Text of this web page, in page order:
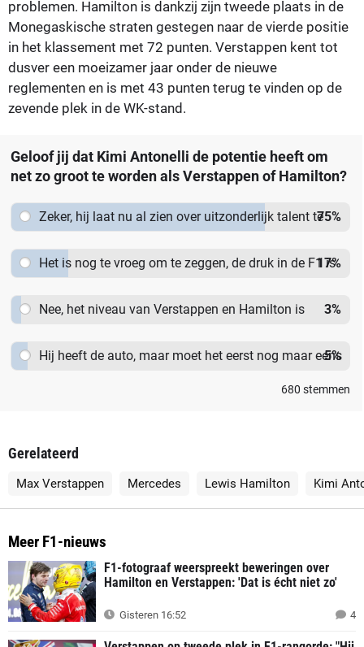
problemen. Hamilton is dankzij zijn tweede plaats in de
Monegaskische straten gestegen naar de vierde positie
in het klassement met 72 punten. Verstappen kent tot
dusver een moeizamer jaar onder de nieuwe
reglementen en is met 43 punten terug te vinden op de
zevende plek in de WK-stand.
Geloof jij dat Kimi Antonelli de potentie heeft om
net zo groot te worden als Verstappen of Hamilton?
Zeker, hij laat nu al zien over uitzonderlijk talent te75%
Het is nog te vroeg om te zeggen, de druk in de F1 is
17%
Nee, het niveau van Verstappen en Hamilton is
3%
Hij heeft de auto, maar moet het eerst nog maar eens
5%
680 stemmen
Gerelateerd
Max Verstappen Mercedes Lewis Hamilton Kimi
Meer F1-nieuws
F1-fotograaf weerspreekt beweringen over
Hamilton en Verstappen: 'Dat is écht niet zo'
Gisteren 16:52 4